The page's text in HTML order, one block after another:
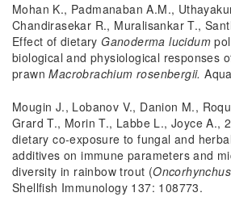
Mohan K., Padmanaban A.M.,
Chandirasekar R., Muralisankar T.,
Effect of dietaryGanoderma lucidum
biological and physiological responses
prawnMacrobrachium rosenbergii.
Mougin J., Lobanov V., Danion M.,
Grard T., Morin T., Labbe L., Joyce A.,
dietary co-exposure to fungal and
additives on immune parameters and
diversity in rainbow trout (
Shellfish Immunology 137: 108773.